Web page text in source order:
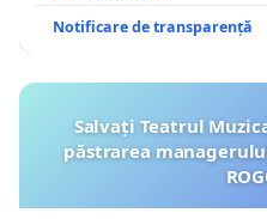
Notificare de transparență
Salvați Teatrul
păstrarea